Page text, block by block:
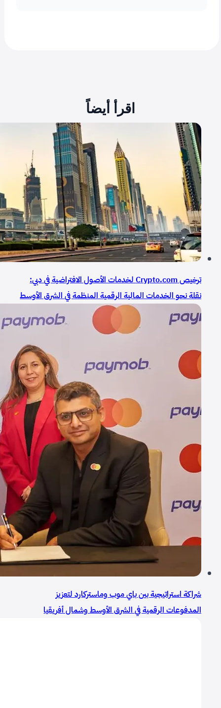
اقرأ أيضاً
ترخيص Crypto.com لخدمات الأصول الافتراضية في دبي:
نقلة نحو الخدمات المالية الرقمية المنظمة في الشرق الأوسط
شراكة استراتيجية بين باي موب وماستركارد لتعزيز
المدفوعات الرقمية في الشرق الأوسط وشمال أفريقيا